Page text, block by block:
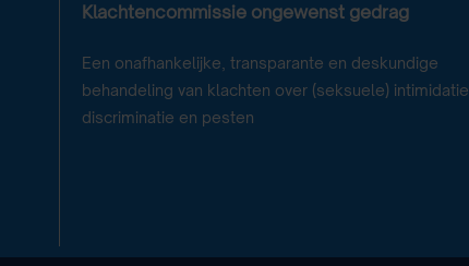
Klachtencommissie ongewenst gedrag
Een onafhankelijke, transparante en deskundige
behandeling van klachten over (seksuele) intimidatie,
discriminatie en pesten